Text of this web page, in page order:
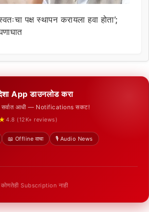
पक्ष स्थापन करायला हवा होता’;
देशा App डाउनलोड करा
सर्वात आधी — Notifications सकट!
4.8 (12K+ reviews)
📖 Offline वाचा
🎙️ Audio News
Subscription नाही